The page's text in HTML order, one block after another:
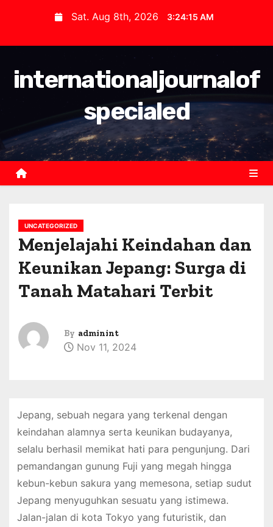
t
Sat. Aug 8th, 2026 3:24:15 AM
internationaljournalof
specialed
UNCATEGORIZED
Menjelajahi Keindahan dan
Keunikan Jepang: Surga di
Tanah Matahari Terbit
By adminint
Nov 11, 2024
Jepang, sebuah negara yang terkenal dengan
keindahan alamnya serta keunikan budayanya,
selalu berhasil memikat hati para pengunjung. Dari
pemandangan gunung Fuji yang megah hingga
kebun-kebun sakura yang memesona, setiap sudut
Jepang menyuguhkan sesuatu yang istimewa.
Jalan-jalan di kota Tokyo yang futuristik, dan